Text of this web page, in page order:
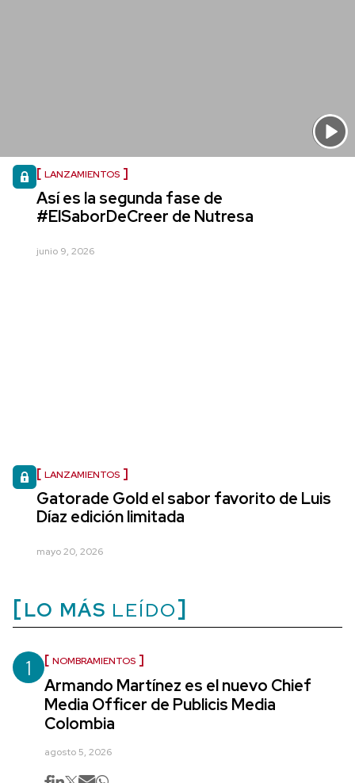
LANZAMIENTOS
Así es la segunda fase de
#ElSaborDeCreer de Nutresa
junio 9, 2026
LANZAMIENTOS
Gatorade Gold el sabor favorito de Luis
Díaz edición limitada
mayo 20, 2026
LO MÁS LEÍDO
1 NOMBRAMIENTOS
Armando Martínez es el nuevo Chief
Media Officer de Publicis Media
Colombia
agosto 5, 2026